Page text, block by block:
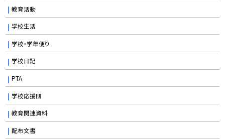
教育活動
学校生活
学校・学年便り
学校日記
PTA
学校応援団
教育関連資料
配布文書